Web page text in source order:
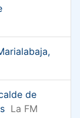
de
La FM